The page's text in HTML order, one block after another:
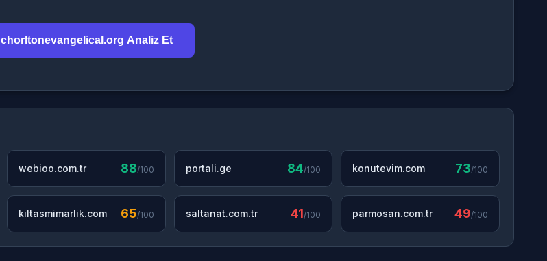
chorltonevangelical.org Analiz Et
webioo.com.tr 88/100 portali.ge 84/100 konutevim.com 73/100
kiltasmimarlik.com 65/100 saltanat.com.tr 41/100 parmosan.com.tr 49/100